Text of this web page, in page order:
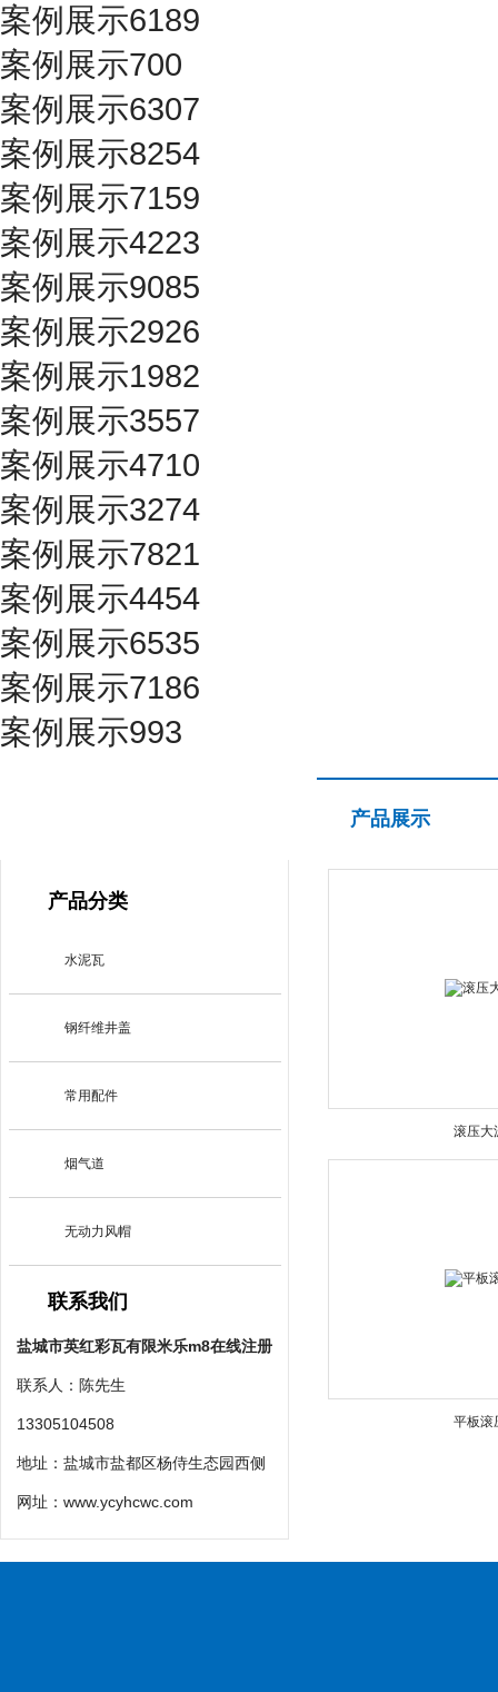
案例展示6189
案例展示700
案例展示6307
案例展示8254
案例展示7159
案例展示4223
案例展示9085
案例展示2926
案例展示1982
案例展示3557
案例展示4710
案例展示3274
案例展示7821
案例展示4454
案例展示6535
案例展示7186
案例展示993
产品分类
水泥瓦
钢纤维井盖
常用配件
烟气道
无动力风帽
联系我们
盐城市英红彩瓦有限米乐m8在线注册
联系人：陈先生
13305104508
地址：盐城市盐都区杨侍生态园西侧
网址： www.ycyhcwc.com
产品展示
滚压大
平板滚